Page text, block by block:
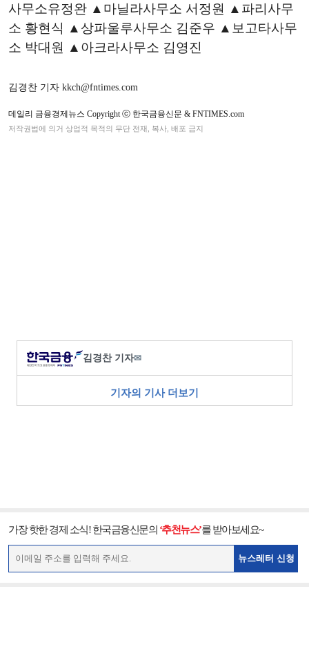
사무소유정완 ▲마닐라사무소 서정원 ▲파리사무
소 황현식 ▲상파울루사무소 김준우 ▲보고타사무
소 박대원 ▲아크라사무소 김영진
김경찬 기자 kkch@fntimes.com
데일리 금융경제뉴스 Copyright ⓒ 한국금융신문 & FNTIMES.com
저작권법에 의거 상업적 목적의 무단 전재, 복사, 배포 금지
김경찬 기자✉
기자의 기사 더보기
가장 핫한 경제 소식! 한국금융신문의 ‘추천뉴스’를 받아보세요~
뉴스레터 신청